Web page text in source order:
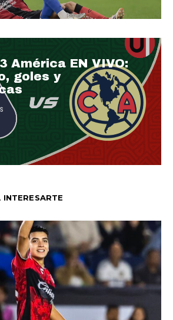
América EN VIVO:
goles y